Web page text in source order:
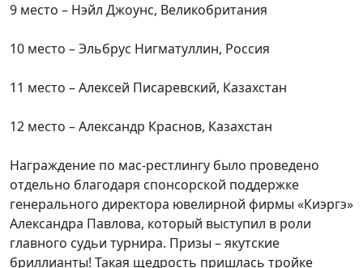
9 место – Нэйл Джоунс, Великобритания
10 место – Эльбрус Нигматуллин, Россия
11 место – Алексей Писаревский, Казахстан
12 место – Александр Краснов, Казахстан
Награждение по мас-рестлингу было проведено
отдельно благодаря спонсорской поддержке
генерального директора ювелирной фирмы «Киэргэ»
Александра Павлова, который выступил в роли
главного судьи турнира. Призы – якутские
бриллианты! Такая щедрость пришлась тройке